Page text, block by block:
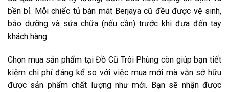
bền bỉ. Mỗi chiếc tủ bàn mát Berjaya cũ đều được vệ sinh,
bảo dưỡng và sửa chữa (nếu cần) trước khi đưa đến tay
khách hàng.
Chọn mua sản phẩm tại Đồ Cũ Trôi Phùng còn giúp bạn tiết
kiệm chi phí đáng kể so với việc mua mới mà vẫn sở hữu
được sản phẩm chất lượng như mới. Bạn sẽ nhận được